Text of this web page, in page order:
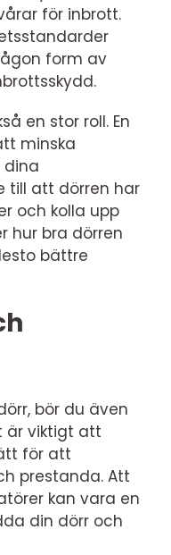
för inbrott.
form av
en stor roll. En
minska
till att dörren har
och kolla upp
hur bra dörren
bättre
bör du även
är viktigt att
för att
prestanda. Att
kan vara en
din dörr och